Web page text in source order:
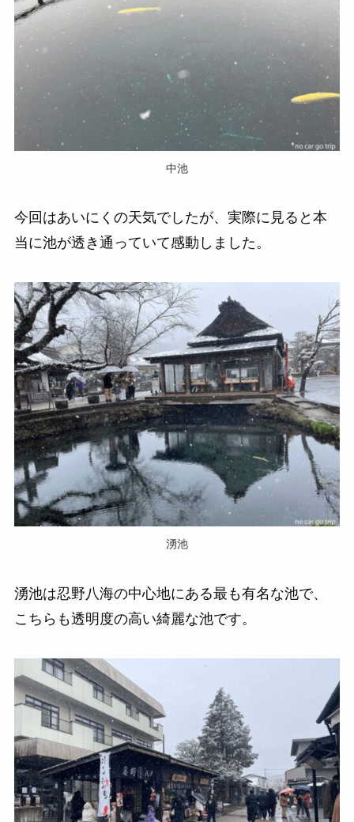
中池
今回はあいにくの天気でしたが、実際に見ると本
当に池が透き通っていて感動しました。
湧池
湧池は忍野八海の中心地にある最も有名な池で、
こちらも透明度の高い綺麗な池です。